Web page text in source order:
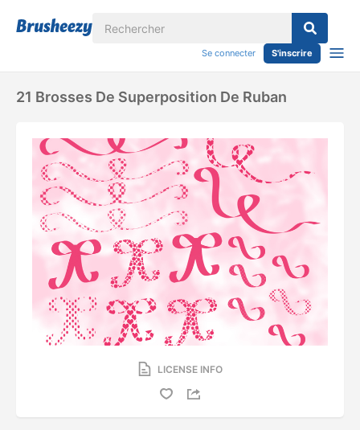
Se connecter S'inscrire
21 Brosses De Superposition De Ruban
LICENSE INFO